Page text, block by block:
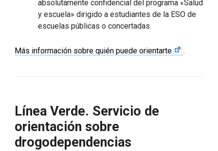
absolutamente confidencial del programa «Salud
y escuela» dirigido a estudiantes de la ESO de
escuelas públicas o concertadas.
Más información sobre quién puede orientarte .
Línea Verde. Servicio de
orientación sobre
drogodependencias